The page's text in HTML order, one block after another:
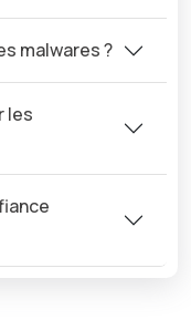
malwares ?
les